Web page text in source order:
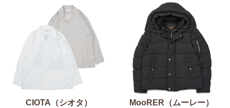
CIOTA（シオタ）
MooRER（ムーレー）